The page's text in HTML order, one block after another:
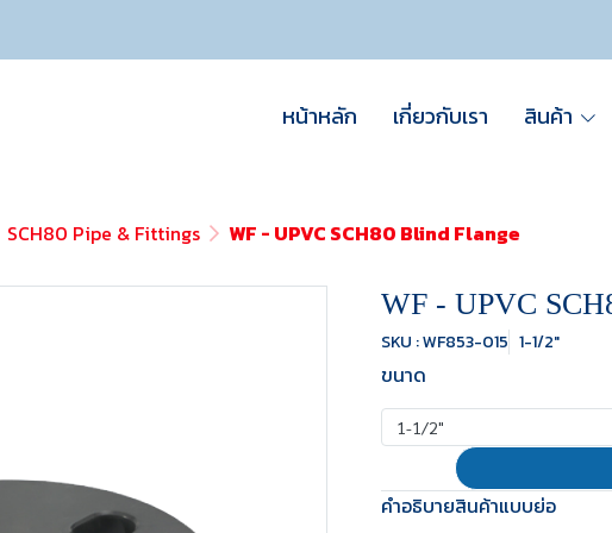
หน้าหลัก เกี่ยวกับเรา สินค้า
SCH80 Pipe & Fittings WF - UPVC SCH80 Blind Flange
WF - UPVC
SKU : WF853-015 1-1/2"
ขนาด
1-1/2"
คำอธิบายสินค้าแบบย่อ